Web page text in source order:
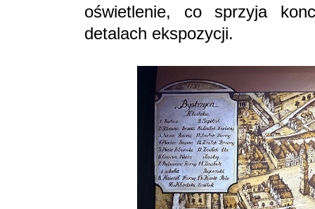
oświetlenie, co sprzyja
detalach ekspozycji.